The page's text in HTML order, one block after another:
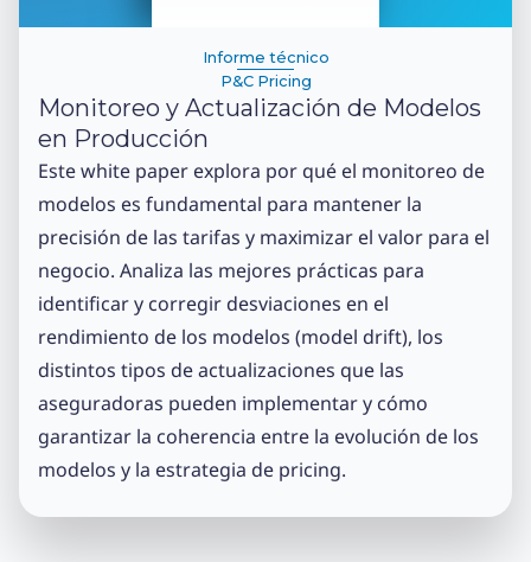
Informe técnico
P&C Pricing
Monitoreo y Actualización de Modelos
en Producción
Este white paper explora por qué el monitoreo de
modelos es fundamental para mantener la
precisión de las tarifas y maximizar el valor para el
negocio. Analiza las mejores prácticas para
identificar y corregir desviaciones en el
rendimiento de los modelos (model drift), los
distintos tipos de actualizaciones que las
aseguradoras pueden implementar y cómo
garantizar la coherencia entre la evolución de los
modelos y la estrategia de pricing.